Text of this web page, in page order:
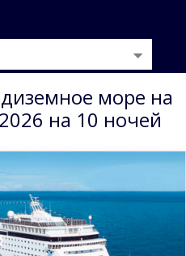
море на
на 10 ночей